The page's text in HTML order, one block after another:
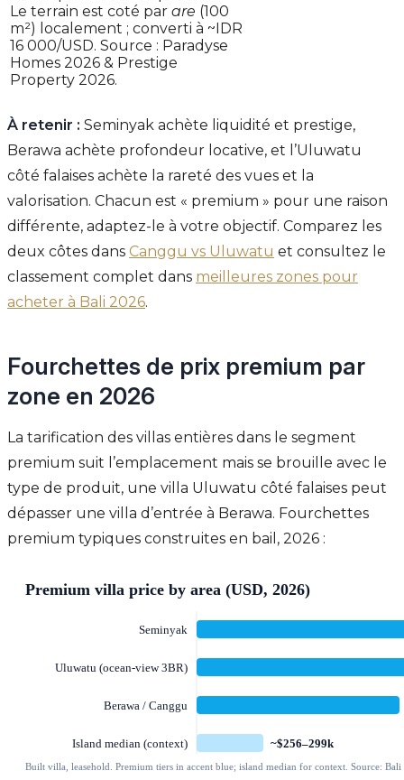
Le terrain est coté par are (100
m²) localement ; converti à ~IDR
16 000/USD. Source : Paradyse
Homes 2026 & Prestige
Property 2026.
À retenir : Seminyak achète liquidité et prestige,
Berawa achète profondeur locative, et l’Uluwatu
côté falaises achète la rareté des vues et la
valorisation. Chacun est « premium » pour une raison
différente, adaptez-le à votre objectif. Comparez les
deux côtes dans Canggu vs Uluwatu et consultez le
classement complet dans meilleures zones pour
acheter à Bali 2026.
Fourchettes de prix premium par
zone en 2026
La tarification des villas entières dans le segment
premium suit l’emplacement mais se brouille avec le
type de produit, une villa Uluwatu côté falaises peut
dépasser une villa d’entrée à Berawa. Fourchettes
premium typiques construites en bail, 2026 :